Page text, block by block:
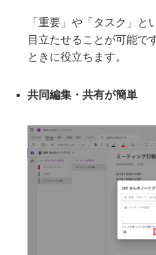
「重要」や「タスク」と
目立たせることが可能で
ときに役立ちます。
共同編集・共有が簡単